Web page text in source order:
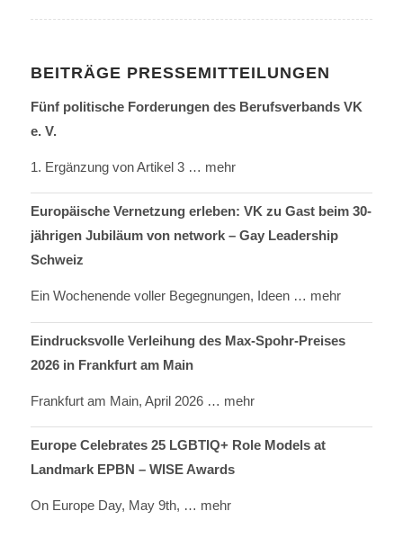
BEITRÄGE PRESSEMITTEILUNGEN
Fünf politische Forderungen des Berufsverbands VK
e. V.
1. Ergänzung von Artikel 3 … mehr
Europäische Vernetzung erleben: VK zu Gast beim 30-
jährigen Jubiläum von network – Gay Leadership
Schweiz
Ein Wochenende voller Begegnungen, Ideen … mehr
Eindrucksvolle Verleihung des Max-Spohr-Preises
2026 in Frankfurt am Main
Frankfurt am Main, April 2026 … mehr
Europe Celebrates 25 LGBTIQ+ Role Models at
Landmark EPBN – WISE Awards
On Europe Day, May 9th, … mehr